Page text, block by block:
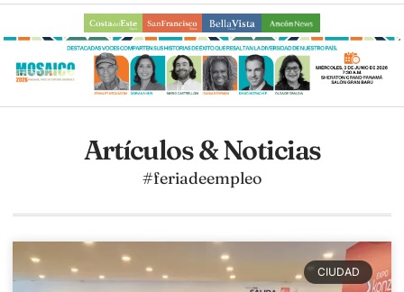
Artículos & Noticias
#feriadeempleo
CIUDAD